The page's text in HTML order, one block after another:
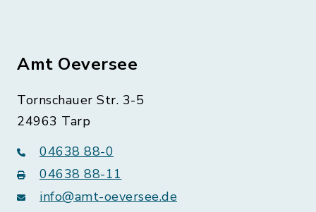
Amt Oeversee
Tornschauer Str. 3-5
24963 Tarp
04638 88-0
04638 88-11
info@amt-oeversee.de